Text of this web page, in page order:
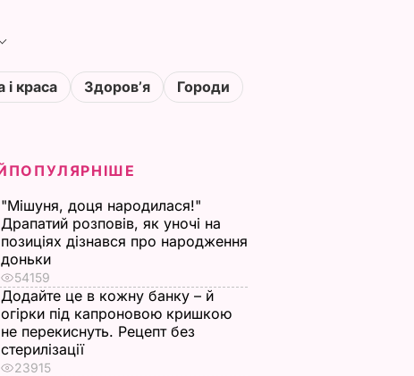
краса Здоровʼя Городи
"Мішуня, доця народилася!"
Драпатий розповів, як уночі на
позиціях дізнався про народження
доньки
54159
Додайте це в кожну банку – й
огірки під капроновою кришкою
не перекиснуть. Рецепт без
стерилізації
23915